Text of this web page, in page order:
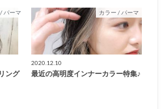
パーマ
ング
カラー / パーマ
2020.12.10
最近の高明度インナーカラー特集♪